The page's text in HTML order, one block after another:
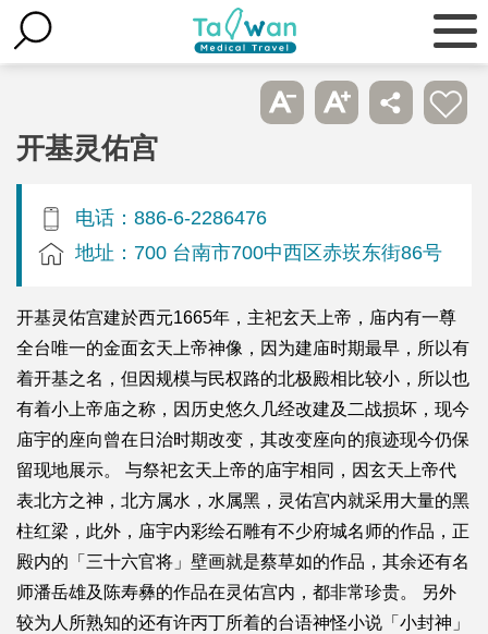
开基灵佑宫
电话：886-6-2286476
地址：700 台南市700中西区赤崁东街86号
开基灵佑宫建於西元1665年，主祀玄天上帝，庙内有一尊
全台唯一的金面玄天上帝神像，因为建庙时期最早，所以有
着开基之名，但因规模与民权路的北极殿相比较小，所以也
有着小上帝庙之称，因历史悠久几经改建及二战损坏，现今
庙宇的座向曾在日治时期改变，其改变座向的痕迹现今仍保
留现地展示。 与祭祀玄天上帝的庙宇相同，因玄天上帝代
表北方之神，北方属水，水属黑，灵佑宫内就采用大量的黑
柱红梁，此外，庙宇内彩绘石雕有不少府城名师的作品，正
殿内的「三十六官将」壁画就是蔡草如的作品，其余还有名
师潘岳雄及陈寿彝的作品在灵佑宫内，都非常珍贵。 另外
较为人所熟知的还有许丙丁所着的台语神怪小说「小封神」